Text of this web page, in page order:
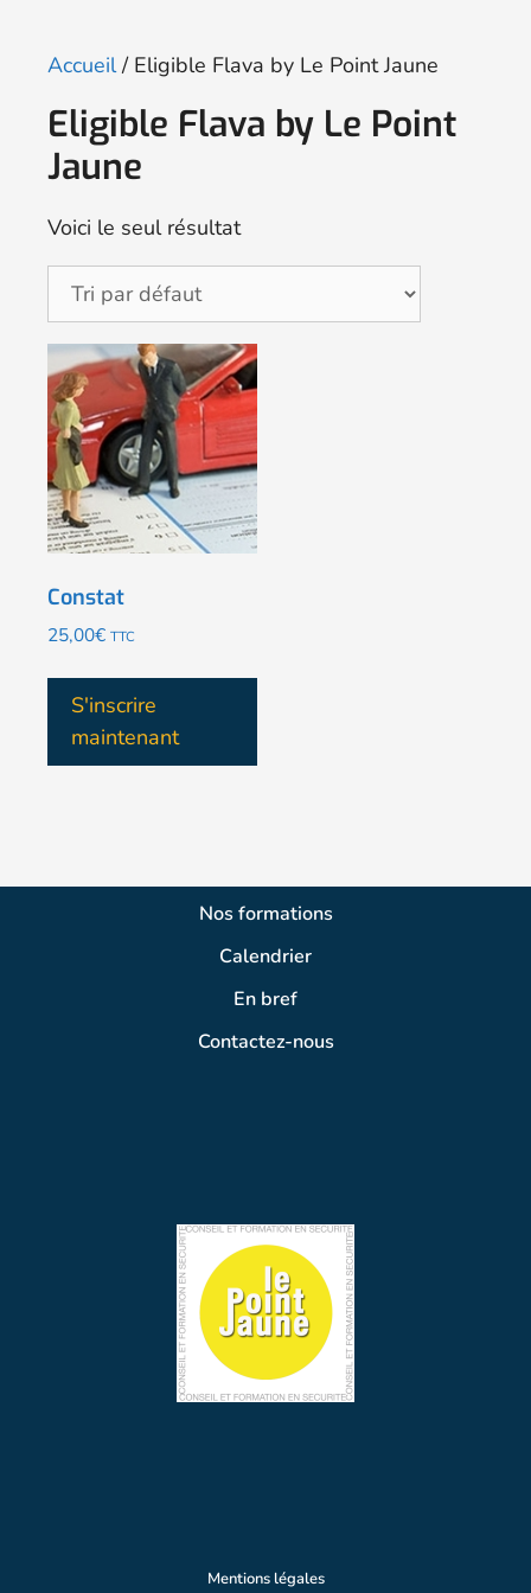
Accueil/ Eligible Flava by Le Point Jaune
Eligible Flava by Le Point
Jaune
Voici le seul résultat
Constat
25,00€ TTC
S'inscrire
maintenant
Nos formations
Calendrier
En bref
Contactez-nous
Mentions légales